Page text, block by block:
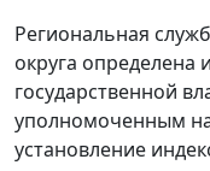
Региональная
округа
государственной
уполномоченным
установление